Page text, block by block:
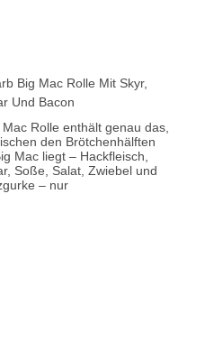
Big Mac Rolle Mit Skyr,
Und Bacon
Mac Rolle enthält genau das,
den Brötchenhälften
Mac liegt – Hackfleisch,
Soße, Salat, Zwiebel und
– nur